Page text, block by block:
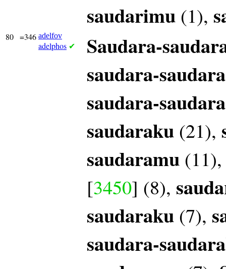
saudarimu (1),
80 =346 adelfov
adelphos ✔
Saudara-
saudara-saudara
saudara-saudara
saudaraku (21),
saudaramu
[3450] (8),
saudaraku (7),
saudara-